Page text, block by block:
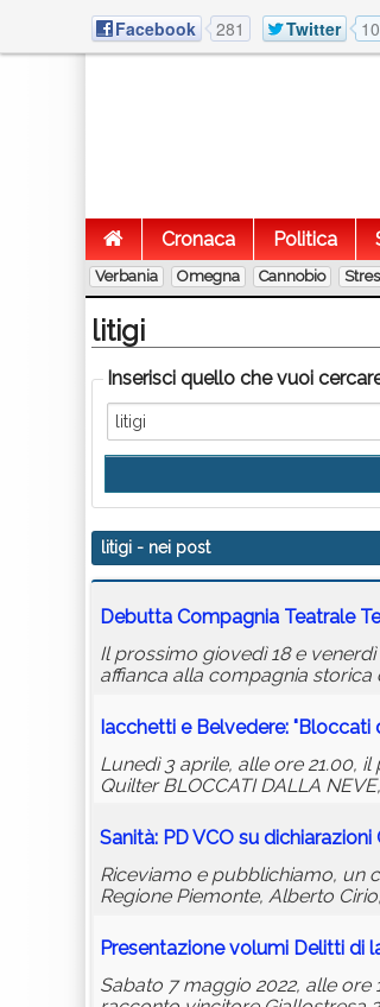
Facebook 281 Twitter
Cronaca
Politica
Verbania Omegna Cannobio
litigi
Inserisci quello che vuoi
litigi - nei post
Debutta Compagnia Teatrale
Il prossimo giovedì 18 e
affianca alla compagnia storica
Iacchetti e Belvedere: "Bloccati
Lunedì 3 aprile, alle ore 21.00,
Quilter BLOCCATI DALLA
Sanità: PD VCO su dichiarazioni
Riceviamo e pubblichiamo, un
Regione Piemonte, Alberto
Presentazione volumi Delitti di
Sabato 7 maggio 2022, alle ore